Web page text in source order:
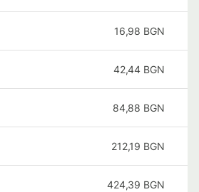
16,98 BGN
42,44 BGN
84,88 BGN
212,19 BGN
424,39 BGN